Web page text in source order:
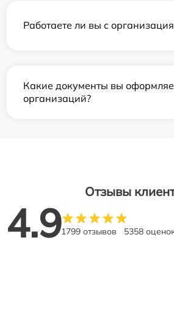
Работаете ли вы с
Какие документы вы
организаций?
Отзывы
4.91799 отзывов 5358